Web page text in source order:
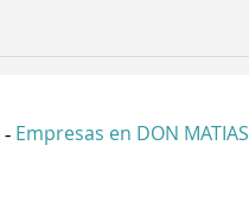
- Empresas en DON MATIAS